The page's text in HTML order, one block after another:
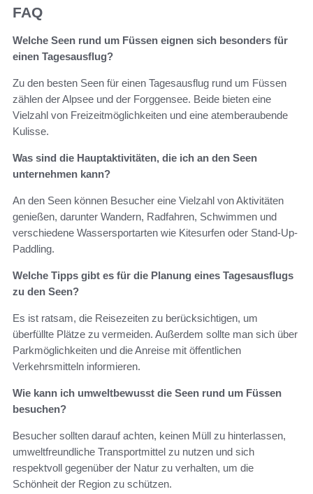
FAQ
Welche Seen rund um Füssen eignen sich besonders für
einen Tagesausflug?
Zu den besten Seen für einen Tagesausflug rund um Füssen
zählen der Alpsee und der Forggensee. Beide bieten eine
Vielzahl von Freizeitmöglichkeiten und eine atemberaubende
Kulisse.
Was sind die Hauptaktivitäten, die ich an den Seen
unternehmen kann?
An den Seen können Besucher eine Vielzahl von Aktivitäten
genießen, darunter Wandern, Radfahren, Schwimmen und
verschiedene Wassersportarten wie Kitesurfen oder Stand-Up-
Paddling.
Welche Tipps gibt es für die Planung eines Tagesausflugs
zu den Seen?
Es ist ratsam, die Reisezeiten zu berücksichtigen, um
überfüllte Plätze zu vermeiden. Außerdem sollte man sich über
Parkmöglichkeiten und die Anreise mit öffentlichen
Verkehrsmitteln informieren.
Wie kann ich umweltbewusst die Seen rund um Füssen
besuchen?
Besucher sollten darauf achten, keinen Müll zu hinterlassen,
umweltfreundliche Transportmittel zu nutzen und sich
respektvoll gegenüber der Natur zu verhalten, um die
Schönheit der Region zu schützen.